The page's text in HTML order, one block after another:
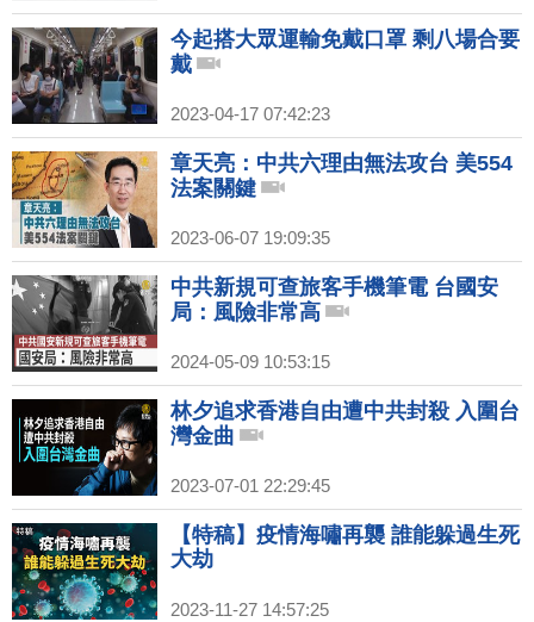
今起搭大眾運輸免戴口罩 剩八場合要
戴
2023-04-17 07:42:23
章天亮：中共六理由無法攻台 美554
法案關鍵
2023-06-07 19:09:35
中共新規可查旅客手機筆電 台國安
局：風險非常高
2024-05-09 10:53:15
林夕追求香港自由遭中共封殺 入圍台
灣金曲
2023-07-01 22:29:45
【特稿】疫情海嘯再襲 誰能躲過生死
大劫
2023-11-27 14:57:25